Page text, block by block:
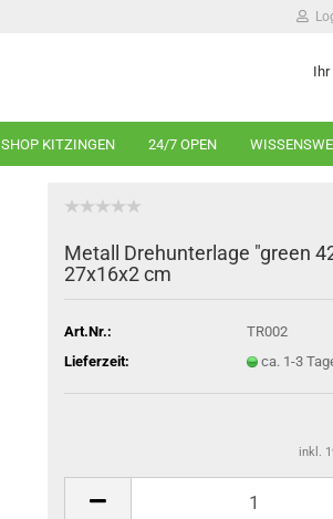
Ihr
SHOP KITZINGEN 24/7 OPEN
Metall Drehunterlage "green
27x16x2 cm
Art.Nr.:
TR002
Lieferzeit:
ca. 1-3
inkl.